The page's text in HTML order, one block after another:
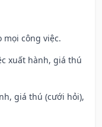
mọi công việc.
xuất hành, giá thú
giá thú (cưới hỏi),